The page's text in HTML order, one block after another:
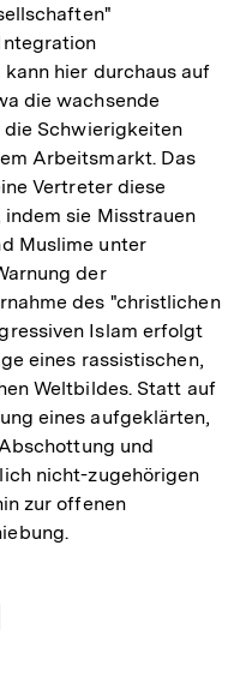
hier durchaus auf
die wachsende
Schwierigkeiten
Arbeitsmarkt. Das
Vertreter diese
sie Misstrauen
Muslime unter
der
des "christlichen
Islam erfolgt
eines rassistischen,
Weltbildes. Statt auf
eines aufgeklärten,
und
nicht-zugehörigen
zur offenen